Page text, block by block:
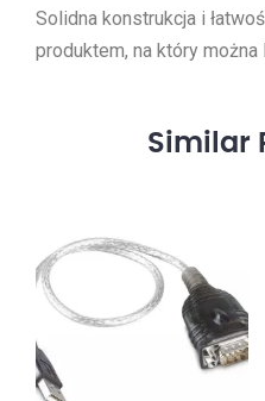
Solidna konstrukcja i
produktem, na który
Similar